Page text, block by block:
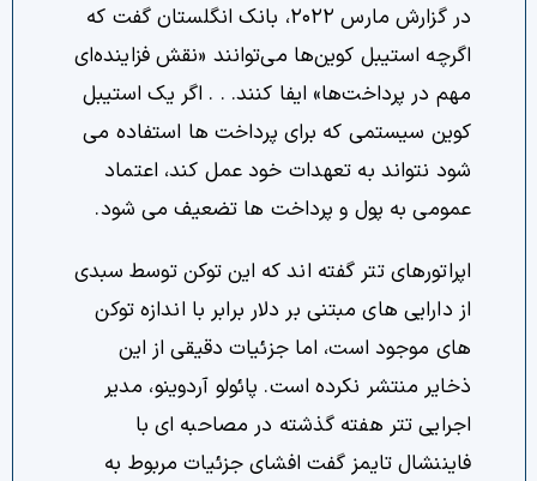
در گزارش مارس ۲۰۲۲، بانک انگلستان گفت که
اگرچه استیبل کوین‌ها می‌توانند «نقش فزاینده‌ای
مهم در پرداخت‌ها» ایفا کنند. . . اگر یک استیبل
کوین سیستمی که برای پرداخت ها استفاده می
شود نتواند به تعهدات خود عمل کند، اعتماد
عمومی به پول و پرداخت ها تضعیف می شود.
اپراتورهای تتر گفته اند که این توکن توسط سبدی
از دارایی های مبتنی بر دلار برابر با اندازه توکن
های موجود است، اما جزئیات دقیقی از این
ذخایر منتشر نکرده است. پائولو آردوینو، مدیر
اجرایی تتر هفته گذشته در مصاحبه ای با
فایننشال تایمز گفت افشای جزئیات مربوط به